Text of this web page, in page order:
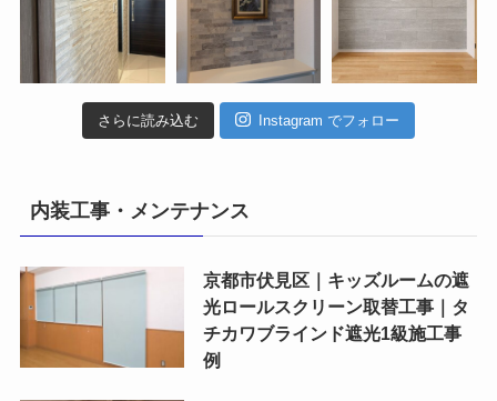
さらに読み込む Instagram でフォロー
内装工事・メンテナンス
京都市伏見区｜キッズルームの遮
光ロールスクリーン取替工事｜タ
チカワブラインド遮光1級施工事
例